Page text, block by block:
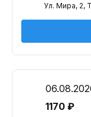
Ул. Мира, 2,
1170 ₽